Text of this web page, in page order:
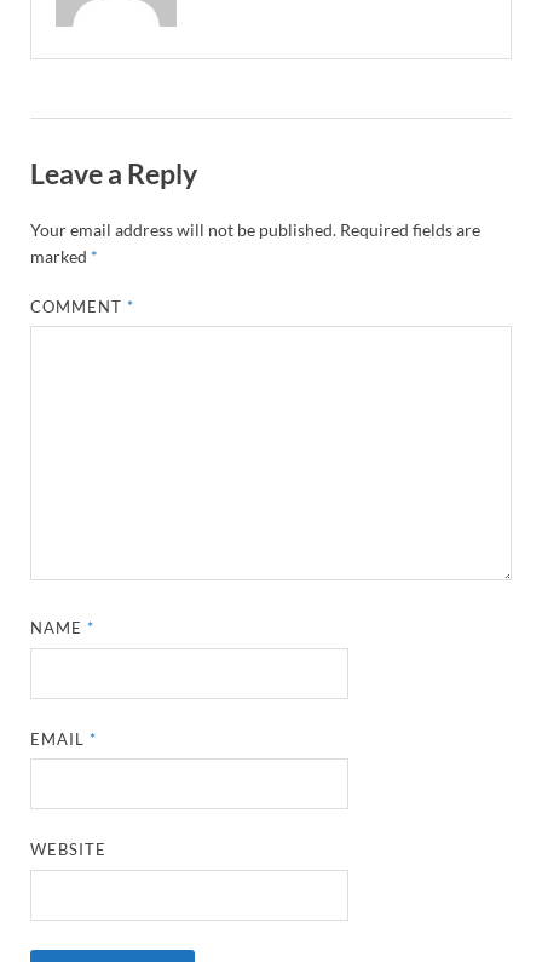
Leave a Reply
Your email address will not be published. Required fields are
marked *
COMMENT*
NAME*
EMAIL*
WEBSITE